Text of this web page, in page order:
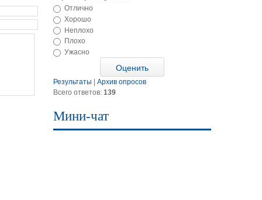
Отлично
Хорошо
Неплохо
Плохо
Ужасно
Результаты
Архив опросов
Всего ответов: 139
Мини-чат